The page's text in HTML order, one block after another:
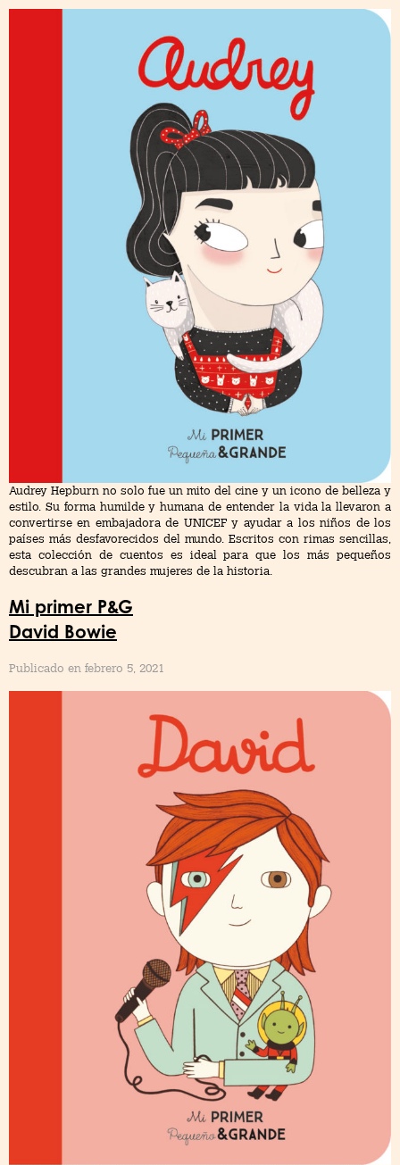
Audrey Hepburn no solo fue un mito del cine y un icono de belleza y
estilo. Su forma humilde y humana de entender la vida la llevaron a
convertirse en embajadora de UNICEF y ayudar a los niños de los
países más desfavorecidos del mundo. Escritos con rimas sencillas,
esta colección de cuentos es ideal para que los más pequeños
descubran a las grandes mujeres de la historia.
Mi primer P&G
David Bowie
Publicado en febrero 5, 2021